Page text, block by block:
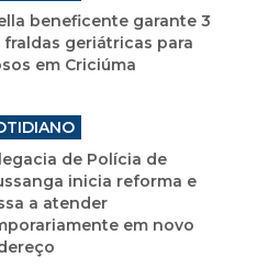
beneficente garante 3
fraldas geriátricas para
em Criciúma
de Polícia de
inicia reforma e
a atender
em novo